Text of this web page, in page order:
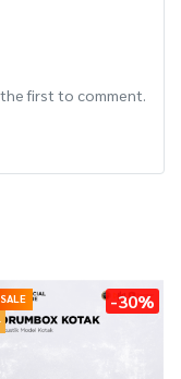
the first to comment.
SALE
-30%